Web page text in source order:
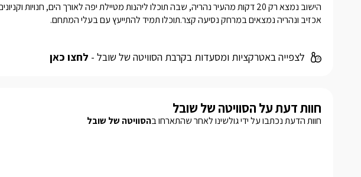
אכזיב ונהריה נמצאים במרחק נסיעה קצר.תוכלו תמיד להתייעץ עם בעלי המתחם.
לצפייה באטרקציות ומסעדות בקרבת הסוויטה של שובל - לחצו כאן
חוות דעת על הסוויטה של שובל
חוות הדעת נכתבו על ידי גולשינו לאחר שהתארחו בהסוויטה של שובל